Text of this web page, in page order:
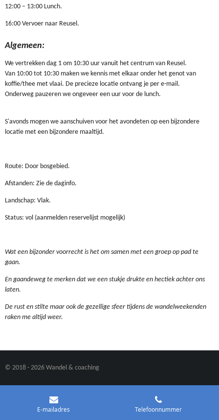
12:00 – 13:00 Lunch.
16:00 Vervoer naar Reusel.
Algemeen:
We vertrekken dag 1 om 10:30 uur vanuit het centrum van Reusel.
Van 10:00 tot 10:30 maken we kennis met elkaar onder het genot van
koffie/thee met vlaai. De precieze locatie ontvang je per e-mail.
Onderweg pauzeren we ongeveer een uur voor de lunch.
S'avonds mogen we aanschuiven voor het avondeten op een bijzondere
locatie met een bijzondere maaltijd.
Route: Door bosgebied.
Afstanden: Zie de daginfo.
Landschap: Vlak.
Status: vol (aanmelden reservelijst mogelijk)
Wat een bijzonder voorrecht is het om samen met een groep op pad te
gaan.
En gaandeweg te merken dat we een stukje drukte en hectiek achter ons
laten.
De rust en stilte maar ook de gezellige sfeer tijdens de wandelweekenden
raken me altijd weer.
© 2018 - 2026 Wandel & coaching
E-mailadres Telefoonnummer